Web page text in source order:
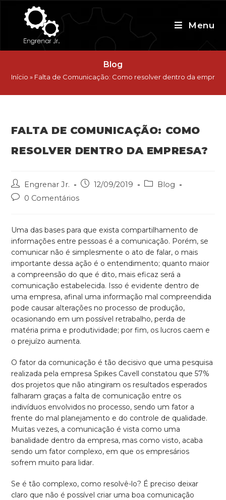
content
Menu
Blog
Início » Falta de Comunicação: Como resolver dentro da
FALTA DE COMUNICAÇÃO: COMO
RESOLVER DENTRO DA EMPRESA?
Post
author:
Engrenar Jr.
Post12/09/2019
PostBlog
Post0 Comentários
Uma das bases para que exista compartilhamento de
informações entre pessoas é a comunicação. Porém, se
comunicar não é simplesmente o ato de falar, o mais
importante dessa ação é o entendimento; quanto maior
a compreensão do que é dito, mais eficaz será a
comunicação estabelecida. Isso é evidente dentro de
uma empresa, afinal uma informação mal compreendida
pode causar alterações no processo de produção,
ocasionando em um possível retrabalho, perda de
matéria prima e produtividade; por fim, os lucros caem e
o prejuízo aumenta.
O fator da comunicação é tão decisivo que uma pesquisa
realizada pela empresa Spikes Cavell constatou que 57%
dos projetos que não atingiram os resultados esperados
falharam graças a falta de comunicação entre os
indivíduos envolvidos no processo, sendo um fator a
frente do mal planejamento e do controle de qualidade.
Muitas vezes, a comunicação é vista como uma
banalidade dentro da empresa, mas como visto, acaba
sendo um fator complexo, em que os empresários
sofrem muito para lidar.
Se é tão complexo, como resolvê-lo? É preciso deixar
claro que não é possível criar uma boa comunicação